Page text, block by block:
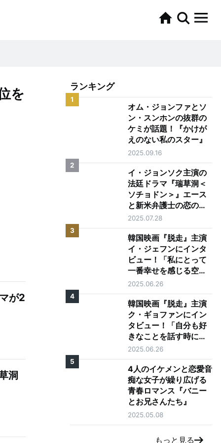
を
が2
洞
ランキング
1
オム・ジョンファとソ
ン・スンホンの抜群の
ケミが話題！『かけが
えのない私のスター』
2025.09.16
2
イ・ジョンソク主演の
法廷ドラマ『瑞草洞＜
ソチョドン＞』エース
と新米弁護士の恋の行
方は？
2025.07.28
3
韓国映画『脱走』主演
イ・ジェフンにインタ
ビュー！「私にとって
一番幸せを感じる空
間、それは映画館で
す」
2025.06.26
4
韓国映画『脱走』主演
ク・ギョファンにイン
タビュー！「自分も好
きなことを話す時に目
が輝く人になりたい」
2025.06.26
5
4人のイケメンと恋愛音
痴な女子が繰り広げる
青春ロマンス『バニー
とお兄さんたち』
2025.05.08
もっと見る